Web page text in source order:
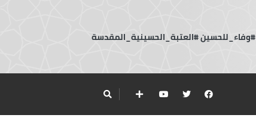
#وفاء_للحسين #العتبة_الحسينية_المقدسة